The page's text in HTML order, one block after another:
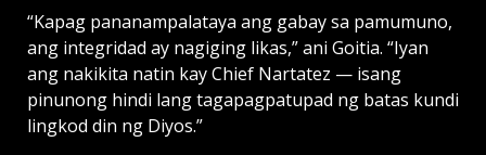
“Kapag pananampalataya ang gabay sa pamumuno,
ang integridad ay nagiging likas,” ani Goitia. “Iyan
ang nakikita natin kay Chief Nartatez — isang
pinunong hindi lang tagapagpatupad ng batas kundi
lingkod din ng Diyos.”